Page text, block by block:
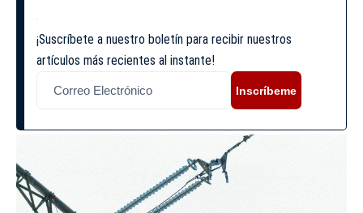
¡Suscríbete a nuestro boletín para recibir nuestros
artículos más recientes al instante!
Inscríbeme